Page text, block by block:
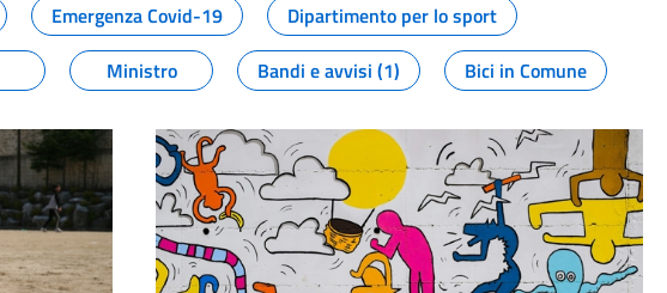
Emergenza Covid-19
Dipartimento per lo sport
Ministro Bandi e avvisi (1) Bici in Comune